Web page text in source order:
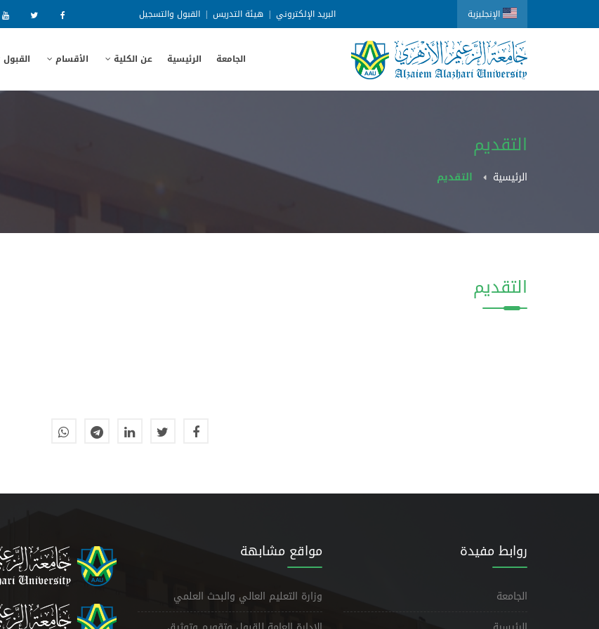
الإنجليزية البريد الإلكتروني | هيئة التدريس | القبول والتسجيل
الجامعة الرئيسية عن الكلية الأقسام القبول
التقديم
الرئيسية التقديم
التقديم
روابط مفيدة
الجامعة
مواقع مشابهة
وزارة التعليم العالي والبحث العلمي